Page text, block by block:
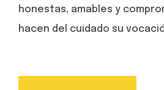
honestas, amables y
hacen del cuidado su